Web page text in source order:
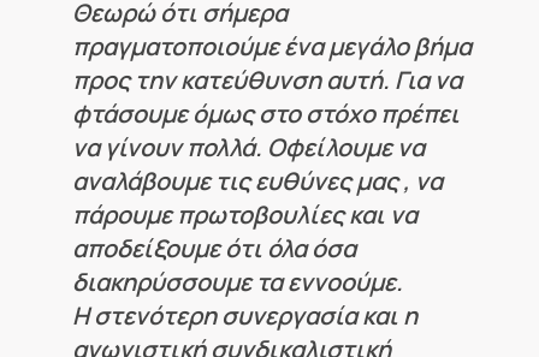
Θεωρώ ότι σήμερα
πραγματοποιούμε ένα μεγάλο βήμα
προς την κατεύθυνση αυτή. Για να
φτάσουμε όμως στο στόχο πρέπει
να γίνουν πολλά. Οφείλουμε να
αναλάβουμε τις ευθύνες μας , να
πάρουμε πρωτοβουλίες και να
αποδείξουμε ότι όλα όσα
διακηρύσσουμε τα εννοούμε.
Η στενότερη συνεργασία και η
αγωνιστική συνδικαλιστική